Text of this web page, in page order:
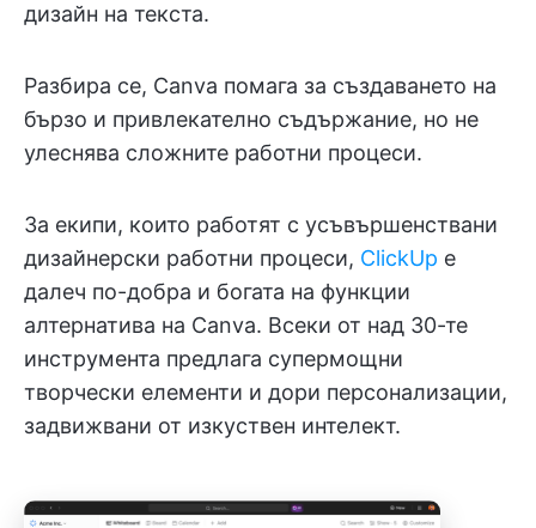
дизайн на текста.
Разбира се, Canva помага за създаването на
бързо и привлекателно съдържание, но не
улеснява сложните работни процеси.
За екипи, които работят с усъвършенствани
дизайнерски работни процеси, ClickUp е
далеч по-добра и богата на функции
алтернатива на Canva. Всеки от над 30-те
инструмента предлага супермощни
творчески елементи и дори персонализации,
задвижвани от изкуствен интелект.